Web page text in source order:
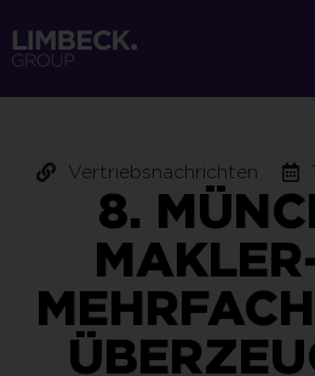
Vertriebsnachrichten
8.